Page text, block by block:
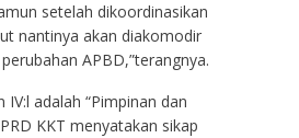
setelah dikoordinasikan
nantinya akan diakomodir
APBD,”terangnya.
adalah “Pimpinan dan
KKT menyatakan sikap